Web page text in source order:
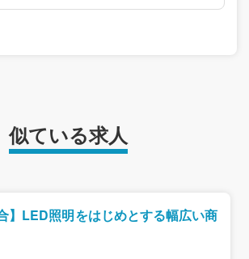
似ている求人
】LED照明をはじめとする幅広い商